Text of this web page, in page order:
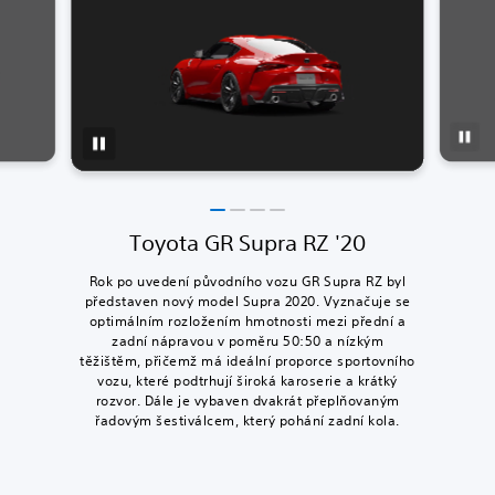
Toyota GR Supra RZ '20
Rok po uvedení původního vozu GR Supra RZ byl
představen nový model Supra 2020. Vyznačuje se
optimálním rozložením hmotnosti mezi přední a
zadní nápravou v poměru 50:50 a nízkým
těžištěm, přičemž má ideální proporce sportovního
vozu, které podtrhují široká karoserie a krátký
rozvor. Dále je vybaven dvakrát přeplňovaným
řadovým šestiválcem, který pohání zadní kola.